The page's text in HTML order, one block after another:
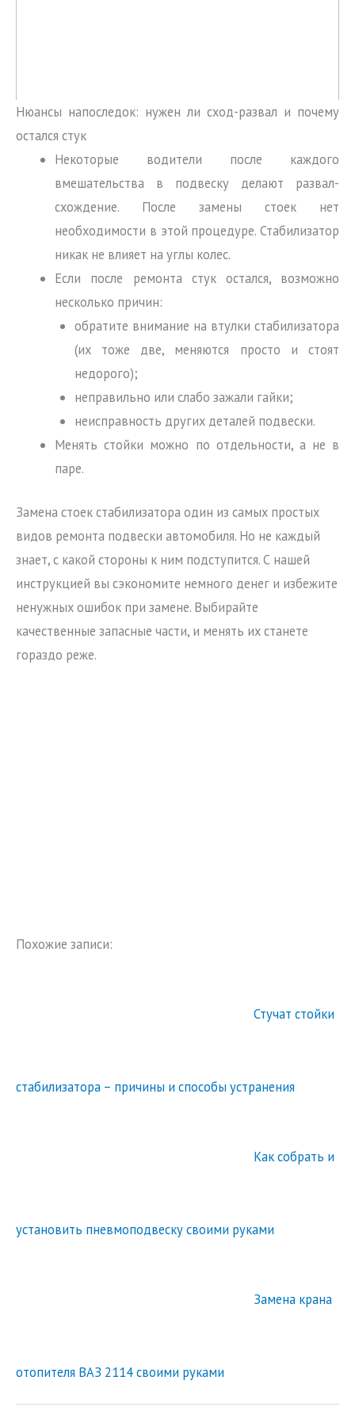
Нюансы напоследок: нужен ли сход-развал и почему
остался стук
Некоторые водители после каждого
вмешательства в подвеску делают развал-
схождение. После замены стоек нет
необходимости в этой процедуре. Стабилизатор
никак не влияет на углы колес.
Если после ремонта стук остался, возможно
несколько причин:
обратите внимание на втулки стабилизатора
(их тоже две, меняются просто и стоят
недорого);
неправильно или слабо зажали гайки;
неисправность других деталей подвески.
Менять стойки можно по отдельности, а не в
паре.
Замена стоек стабилизатора один из самых простых
видов ремонта подвески автомобиля. Но не каждый
знает, с какой стороны к ним подступится. С нашей
инструкцией вы сэкономите немного денег и избежите
ненужных ошибок при замене. Выбирайте
качественные запасные части, и менять их станете
гораздо реже.
Похожие записи:
Стучат стойки
стабилизатора – причины и способы устранения
Как собрать и
установить пневмоподвеску своими руками
Замена крана
отопителя ВАЗ 2114 своими руками